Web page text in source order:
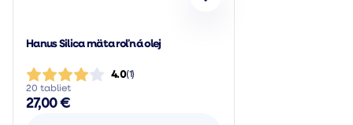
Hanus Silica mäta roľná olej
4.0(1)
20 tabliet
27,00 €